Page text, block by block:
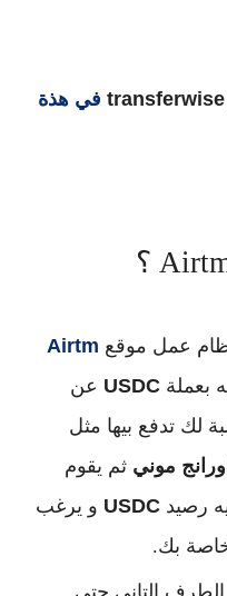
في هذة
عمل موقع Airtm
بعملة USDC عن
لك تدفع بيها مثل
موني ثم يقوم
رصيد USDC و يرغب
بك.